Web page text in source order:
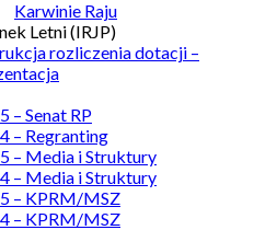
Karwinie Raju
Letni (IRJP)
rozliczenia dotacji –
– Senat RP
– Regranting
– Media i Struktury
– Media i Struktury
– KPRM/MSZ
– KPRM/MSZ